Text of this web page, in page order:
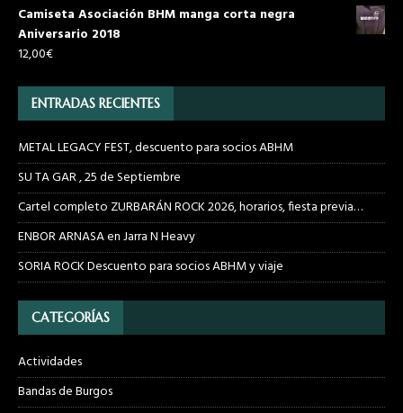
Camiseta Asociación BHM manga corta negra
Aniversario 2018
12,00€
ENTRADAS RECIENTES
METAL LEGACY FEST, descuento para socios ABHM
SU TA GAR , 25 de Septiembre
Cartel completo ZURBARÁN ROCK 2026, horarios, fiesta previa…
ENBOR ARNASA en Jarra N Heavy
SORIA ROCK Descuento para socios ABHM y viaje
CATEGORÍAS
Actividades
Bandas de Burgos